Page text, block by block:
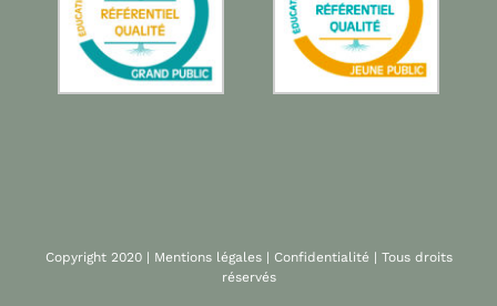
Copyright 2020 | Mentions légales| Confidentialité| Tous droits
réservés